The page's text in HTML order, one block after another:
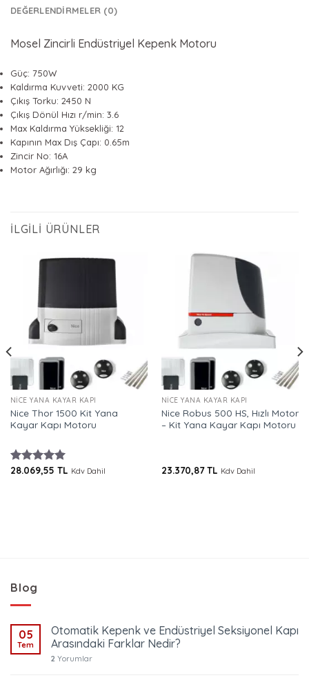
DEĞERLENDIRMELER (0)
Mosel Zincirli Endüstriyel Kepenk Motoru
Güç: 750W
Kaldırma Kuvveti: 2000 KG
Çıkış Torku: 2450 N
Çıkış Dönül Hızı r/min: 3.6
Max Kaldırma Yüksekliği: 12
Kapının Max Dış Çapı: 0.65m
Zincir No: 16A
Motor Ağırlığı: 29 kg
İLGILI ÜRÜNLER
NICE YANA KAYAR KAPI
Nice Thor 1500 Kit Yana
Kayar Kapı Motoru
5 üzerinden
28.069,55 TL Kdv Dahil
NICE YANA KAYAR KAPI
Nice Robus 500 HS, Hızlı Motor
– Kit Yana Kayar Kapı Motoru
23.370,87TL Kdv Dahil
Blog
05
Tem
Otomatik Kepenk ve Endüstriyel Seksiyonel Kapı
Arasındaki Farklar Nedir?
2 Yorumlar